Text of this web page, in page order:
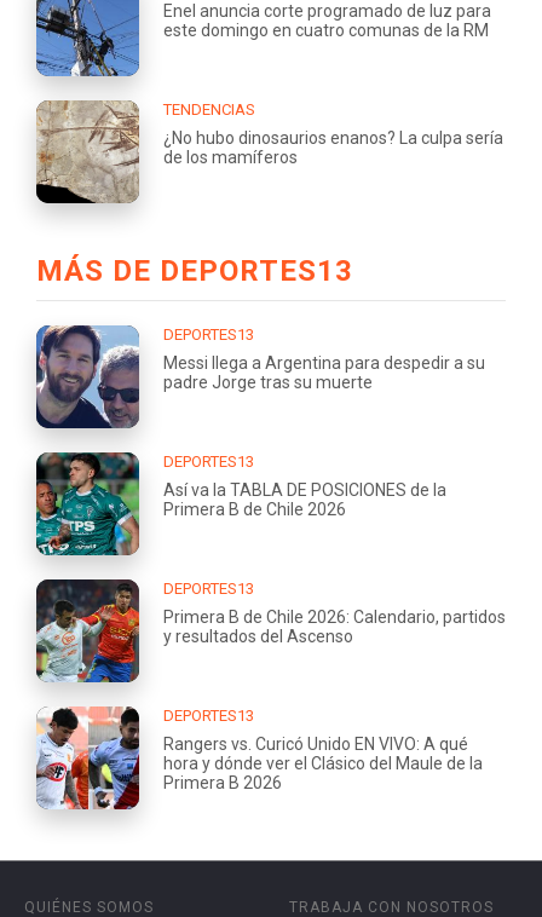
Enel anuncia corte programado de luz para
este domingo en cuatro comunas de la RM
TENDENCIAS
¿No hubo dinosaurios enanos? La culpa sería
de los mamíferos
MÁS DE DEPORTES13
DEPORTES13
Messi llega a Argentina para despedir a su
padre Jorge tras su muerte
DEPORTES13
Así va la TABLA DE POSICIONES de la
Primera B de Chile 2026
DEPORTES13
Primera B de Chile 2026: Calendario, partidos
y resultados del Ascenso
DEPORTES13
Rangers vs. Curicó Unido EN VIVO: A qué
hora y dónde ver el Clásico del Maule de la
Primera B 2026
QUIÉNES SOMOS
TRABAJA CON NOSOTROS